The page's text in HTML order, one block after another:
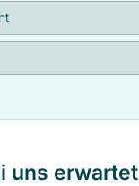
uns erwartet